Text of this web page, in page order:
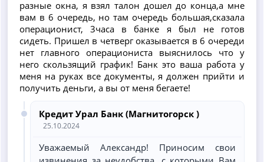
разные окна, я взял талон дошел до конца,а мне
вам в 6 очередь, но там очередь большая,сказала
операционист, 3часа в банке я был не готов
сидеть. Пришел в четверг оказывается в 6 очереди
нет главного операциониста выяснилось что у
него скользящий график! Банк это ваша работа у
меня на руках все документы, я должен прийти и
получить деньги, а вы от меня бегаете!
Кредит Урал Банк (Магнитогорск )
25.10.2024
Уважаемый Александр! Приносим свои